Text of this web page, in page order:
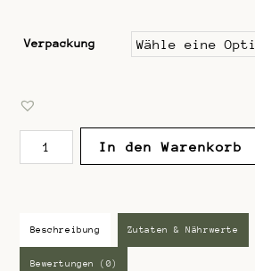
r
t
Verpackung
Kapseln
In den Warenkorb
Beschreibung Zutaten & Nährwerte
Bewertungen (0)